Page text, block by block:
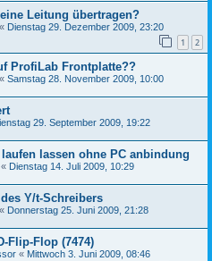
Leitung übertragen?
« Dienstag 29. Dezember 2009, 23:20
1 2
ProfiLab Frontplatte??
« Samstag 28. November 2009, 10:00
29. September 2009, 19:22
lassen ohne PC anbindung
« Dienstag 14. Juli 2009, 10:29
Y/t-Schreibers
« Donnerstag 25. Juni 2009, 21:28
Flip-Flop (7474)
« Mittwoch 3. Juni 2009, 08:46